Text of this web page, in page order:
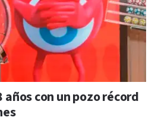
con un pozo récord